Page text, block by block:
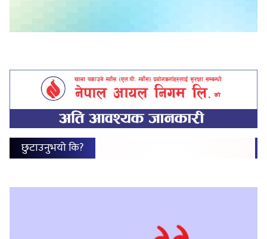
छुटाउनुभयो कि?